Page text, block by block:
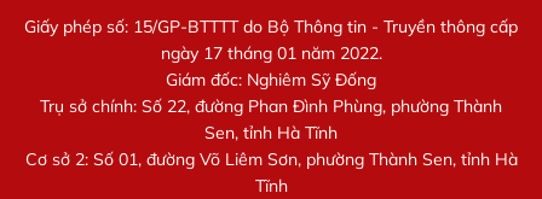
Giấy phép số: 15/GP-BTTTT do Bộ Thông tin - Truyền thông cấp
ngày 17 tháng 01 năm 2022.
Giám đốc: Nghiêm Sỹ Đống
Trụ sở chính: Số 22, đường Phan Đình Phùng, phường Thành
Sen, tỉnh Hà Tĩnh
Cơ sở 2: Số 01, đường Võ Liêm Sơn, phường Thành Sen, tỉnh Hà
Tĩnh